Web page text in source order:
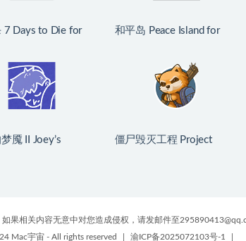
7 Days to Die for
和平岛 Peace Island for
魇 II Joey’s
僵尸毁灭工程 Project
果相关内容无意中对您造成侵权，请发邮件至
Mac宇宙 - All rights reserved 渝ICP备2025072103号-1